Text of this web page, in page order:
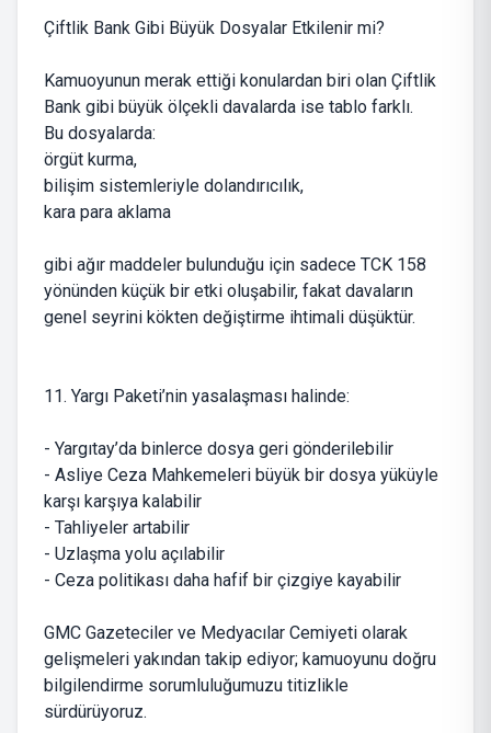
Çiftlik Bank Gibi Büyük Dosyalar Etkilenir mi?
Kamuoyunun merak ettiği konulardan biri olan Çiftlik
Bank gibi büyük ölçekli davalarda ise tablo farklı.
Bu dosyalarda:
örgüt kurma,
bilişim sistemleriyle dolandırıcılık,
kara para aklama
gibi ağır maddeler bulunduğu için sadece TCK 158
yönünden küçük bir etki oluşabilir, fakat davaların
genel seyrini kökten değiştirme ihtimali düşüktür.
11. Yargı Paketi’nin yasalaşması halinde:
- Yargıtay’da binlerce dosya geri gönderilebilir
- Asliye Ceza Mahkemeleri büyük bir dosya yüküyle
karşı karşıya kalabilir
- Tahliyeler artabilir
- Uzlaşma yolu açılabilir
- Ceza politikası daha hafif bir çizgiye kayabilir
GMC Gazeteciler ve Medyacılar Cemiyeti olarak
gelişmeleri yakından takip ediyor; kamuoyunu doğru
bilgilendirme sorumluluğumuzu titizlikle
sürdürüyoruz.